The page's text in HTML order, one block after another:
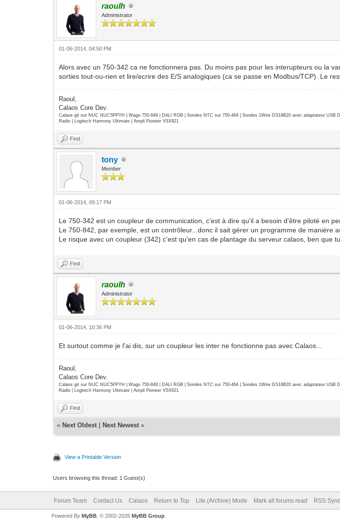
raoulh
Administrator
01-06-2014, 04:50 PM
Alors avec un 750-342 ca ne fonctionnera pas. Du moins pas pour les interupteurs ou la
sorties tout-ou-rien et lire/ecrire des E/S analogiques (ca se passe en Modbus/TCP). Le
Raoul,
Calaos Core Dev.
Calaos git sur NUC NUC5PPYH | Wago 750-849 | DALI RGB | Sondes NTC sur 750-464 | Sondes 1Wire DS18B20 avec adaptateur
Radio | Logitech Harmony Ultimate | Ampli Pioneer VSX921
Find
tony
Member
01-06-2014, 09:17 PM
Le 750-342 est un coupleur de communication, c'est à dire qu'il a besoin d'être piloté en
Le 750-842, par exemple, est un contrôleur...donc il sait gérer un programme de manière
Le risque avec un coupleur (342) c'est qu'en cas de plantage du serveur calaos, ben que
Find
raoulh
Administrator
01-06-2014, 10:36 PM
Et surtout comme je l'ai dis, sur un coupleur les inter ne fonctionne pas avec Calaos...
Raoul,
Calaos Core Dev.
Calaos git sur NUC NUC5PPYH | Wago 750-849 | DALI RGB | Sondes NTC sur 750-464 | Sondes 1Wire DS18B20 avec adaptateur
Radio | Logitech Harmony Ultimate | Ampli Pioneer VSX921
Find
« Next Oldest Next Newest »
View a Printable Version
Users browsing this thread: 1 Guest(s)
Forum Team Contact Us Calaos Return to Top Lite (Archive) Mode Mark all forums read RSS
Powered By MyBB, © 2002-2026 MyBB Group.